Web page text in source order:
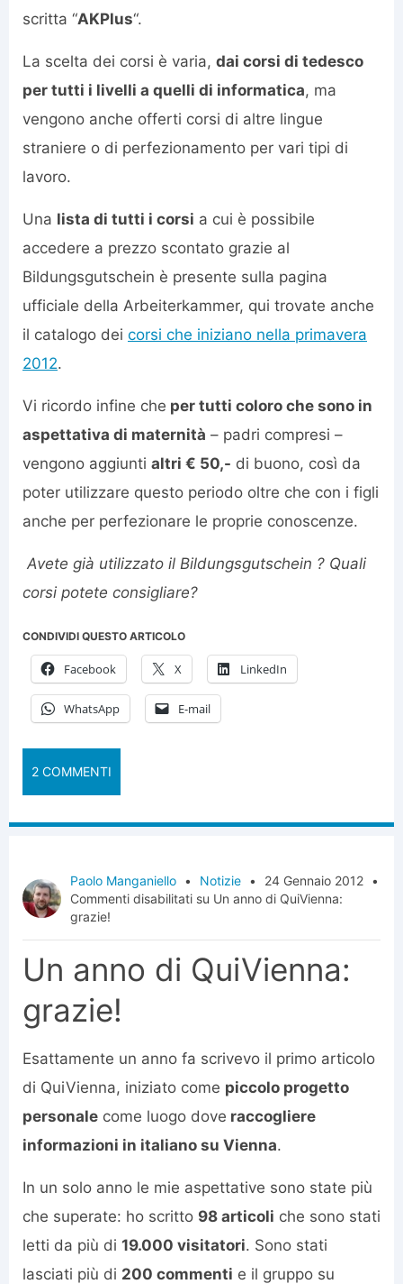
scritta “AKPlus“.
La scelta dei corsi è varia, dai corsi di tedesco
per tutti i livelli a quelli di informatica, ma
vengono anche offerti corsi di altre lingue
straniere o di perfezionamento per vari tipi di
lavoro.
Una lista di tutti i corsi a cui è possibile
accedere a prezzo scontato grazie al
Bildungsgutschein è presente sulla pagina
ufficiale della Arbeiterkammer, qui trovate anche
il catalogo dei corsi che iniziano nella primavera
2012.
Vi ricordo infine che per tutti coloro che sono in
aspettativa di maternità – padri compresi –
vengono aggiunti altri € 50,- di buono, così da
poter utilizzare questo periodo oltre che con i figli
anche per perfezionare le proprie conoscenze.
Avete già utilizzato il Bildungsgutschein ? Quali
corsi potete consigliare?
CONDIVIDI QUESTO ARTICOLO
Facebook X LinkedIn
WhatsApp E-mail
2 COMMENTI
Paolo Manganiello • Notizie • 24 Gennaio 2012 •
Commenti disabilitati su Un anno di QuiVienna:
grazie!
Un anno di QuiVienna:
grazie!
Esattamente un anno fa scrivevo il primo articolo
di QuiVienna, iniziato come piccolo progetto
personale come luogo dove raccogliere
informazioni in italiano su Vienna.
In un solo anno le mie aspettative sono state più
che superate: ho scritto 98 articoli che sono stati
letti da più di 19.000 visitatori. Sono stati
lasciati più di 200 commenti e il gruppo su